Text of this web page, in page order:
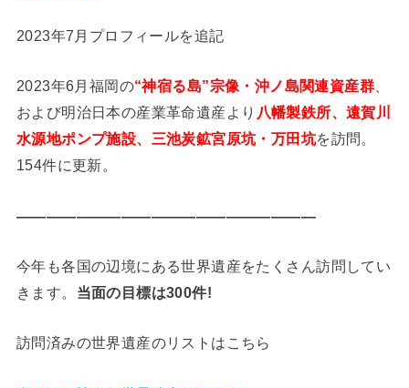
2023年7月プロフィールを追記
2023年6月福岡の“神宿る島”宗像・沖ノ島関連資産群
および明治日本の産業革命遺産より 八幡製鉄所、遠賀川
水源地ポンプ施設、三池炭鉱宮原坑・万田坑を訪問。
154件に更新。
————————————————————
今年も各国の辺境にある世界遺産をたくさん訪問してい
きます。 当面の目標は300件!
訪問済みの世界遺産のリストはこちら